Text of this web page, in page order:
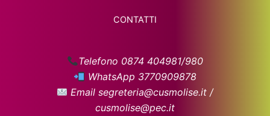
CONTATTI
Telefono 0874 404981/980
WhatsApp 3770909878
Email segreteria@cusmolise.it /
cusmolise@pec.it